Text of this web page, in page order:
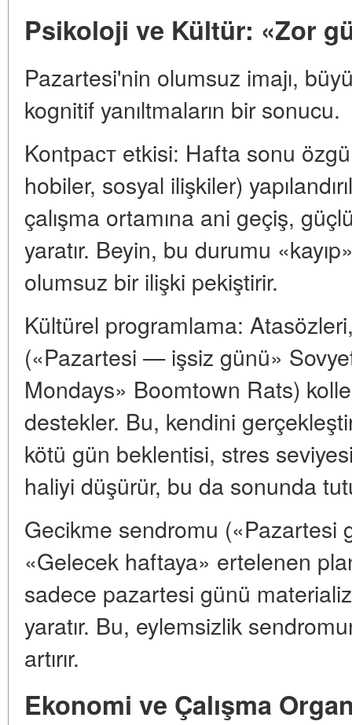
Psikoloji ve Kültür: «Zor
Pazartesi'nin olumsuz imajı,
kognitif yanıltmaların bir sonucu.
Kontраст etkisi: Hafta sonu
hobiler, sosyal ilişkiler)
çalışma ortamına ani geçiş,
yaratır. Beyin, bu durumu
olumsuz bir ilişki pekiştirir.
Kültürel programlama:
(«Pazartesi — işsiz günü»
Mondays» Boomtown Rats)
destekler. Bu, kendini
kötü gün beklentisi, stres
haliyi düşürür, bu da sonunda
Gecikme sendromu («Pazartesi
«Gelecek haftaya» ertelenen
sadece pazartesi günü
yaratır. Bu, eylemsizlik
artırır.
Ekonomi ve Çalışma